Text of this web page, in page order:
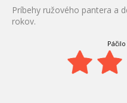
Príbehy ružového pantera a
rokov.